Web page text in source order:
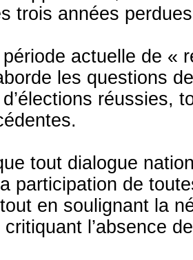
trois années
actuelle de «
les questions
d’élections
tout dialogue
participation de
en soulignant la
l’absence